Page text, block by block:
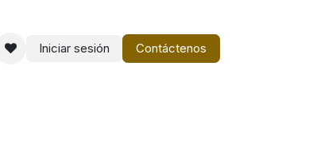
Iniciar sesión Contáctenos